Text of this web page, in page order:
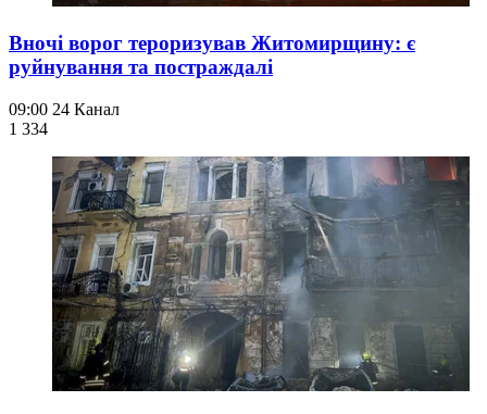
Вночі ворог тероризував Житомирщину: є
руйнування та постраждалі
09:00 24 Канал
1 334